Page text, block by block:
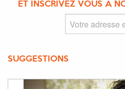
ET INSCRIVEZ VOUS À
SUGGESTIONS